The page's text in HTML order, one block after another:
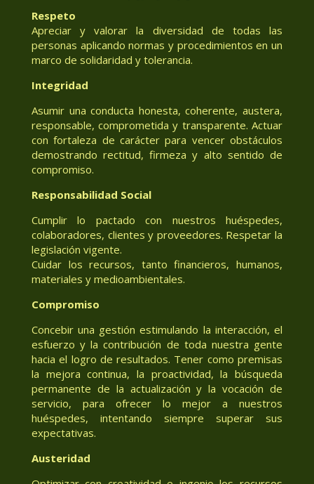
Respeto
Apreciar y valorar la diversidad de todas las
personas aplicando normas y procedimientos en un
marco de solidaridad y tolerancia.
Integridad
Asumir una conducta honesta, coherente, austera,
responsable, comprometida y transparente. Actuar
con fortaleza de carácter para vencer obstáculos
demostrando rectitud, firmeza y alto sentido de
compromiso.
Responsabilidad Social
Cumplir lo pactado con nuestros huéspedes,
colaboradores, clientes y proveedores. Respetar la
legislación vigente.
Cuidar los recursos, tanto financieros, humanos,
materiales y medioambientales.
Compromiso
Concebir una gestión estimulando la interacción, el
esfuerzo y la contribución de toda nuestra gente
hacia el logro de resultados. Tener como premisas
la mejora continua, la proactividad, la búsqueda
permanente de la actualización y la vocación de
servicio, para ofrecer lo mejor a nuestros
huéspedes, intentando siempre superar sus
expectativas.
Austeridad